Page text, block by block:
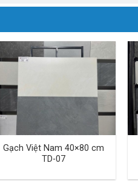
Gạch Việt Nam 40×80 cm
TD-07